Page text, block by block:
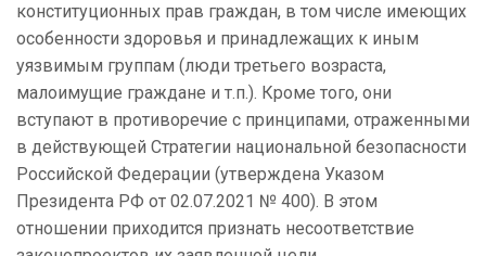
конституционных прав граждан, в том числе имеющих
особенности здоровья и принадлежащих к иным
уязвимым группам (люди третьего возраста,
малоимущие граждане и т.п.). Кроме того, они
вступают в противоречие с принципами, отраженными
в действующей Стратегии национальной безопасности
Российской Федерации (утверждена Указом
Президента РФ от 02.07.2021 № 400). В этом
отношении приходится признать несоответствие